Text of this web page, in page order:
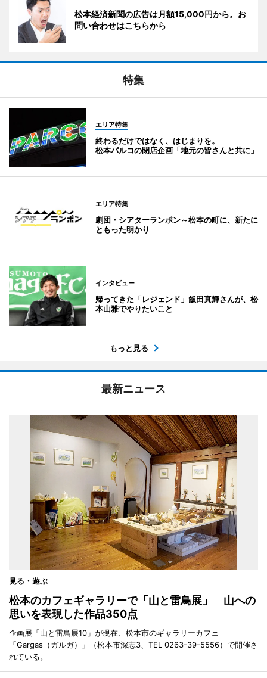
松本経済新聞の広告は月額15,000円から。お
問い合わせはこちらから
特集
エリア特集
終わるだけではなく、はじまりを。
松本パルコの閉店企画「地元の皆さんと共に」
エリア特集
劇団・シアターランポン～松本の町に、新たに
ともった明かり
インタビュー
帰ってきた「レジェンド」飯田真輝さんが、松
本山雅でやりたいこと
もっと見る
最新ニュース
見る・遊ぶ
松本のカフェギャラリーで「山と雷鳥展」 山への
思いを表現した作品350点
企画展「山と雷鳥展10」が現在、松本市のギャラリーカフェ
「Gargas（ガルガ）」（松本市深志3、TEL 0263-39-5556）で開催さ
れている。